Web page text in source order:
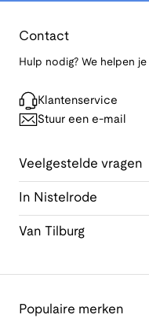
Contact
Hulp nodig? We helpen
Klantenservice
Stuur een e-mail
Veelgestelde vragen
In Nistelrode
Van Tilburg
Populaire merken